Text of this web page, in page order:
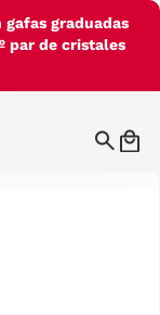
gafas graduadas
par de cristales